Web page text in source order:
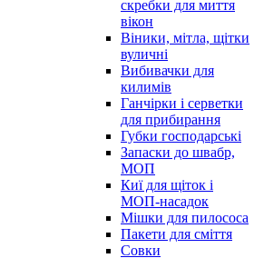
скребки для миття
вікон
Віники, мітла, щітки
вуличні
Вибивачки для
килимів
Ганчірки і серветки
для прибирання
Губки господарські
Запаски до швабр,
МОП
Киї для щіток і
МОП-насадок
Мішки для пилососа
Пакети для сміття
Совки